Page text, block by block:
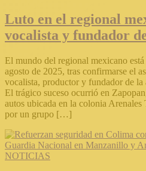
Luto en el regional
vocalista y fundador
El mundo del regional mexicano
agosto de 2025, tras confirmarse el
vocalista, productor y fundador de
El trágico suceso ocurrió en
autos ubicada en la colonia Arenales
por un grupo […]
NOTICIAS